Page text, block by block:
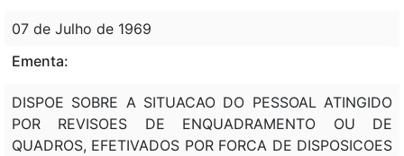
07 de Julho de 1969
Ementa:
DISPOE SOBRE A SITUACAO DO PESSOAL ATINGIDO
POR REVISOES DE ENQUADRAMENTO OU DE
QUADROS, EFETIVADOS POR FORCA DE DISPOSICOES